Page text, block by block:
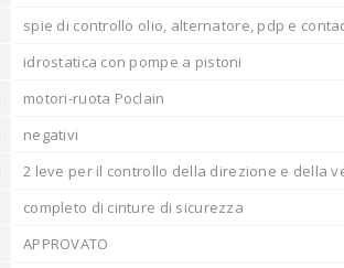
spie di controllo olio, alternatore, pdp e
idrostatica con pompe a pistoni
motori-ruota Poclain
negativi
2 leve per il controllo della direzione e della
completo di cinture di sicurezza
APPROVATO